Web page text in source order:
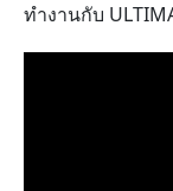
ทำงานกับ